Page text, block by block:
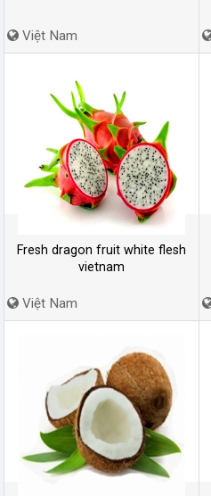
Việt Nam
Fresh dragon fruit white flesh
vietnam
Việt Nam